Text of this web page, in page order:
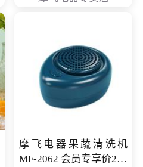
摩飞电器果蔬清洗机
MF-2062 会员专享价268